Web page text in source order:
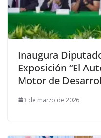
Inaugura
Exposición “El
Motor de
3 de marzo de 2026